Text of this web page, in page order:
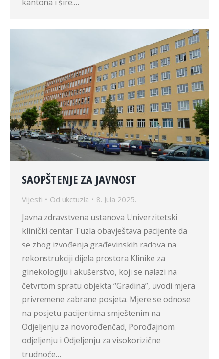
kantona i šire.…
SAOPŠTENJE ZA JAVNOST
Vijesti Od ukctuzla 8. Jula 2025.
Javna zdravstvena ustanova Univerzitetski
klinički centar Tuzla obavještava pacijente da
se zbog izvođenja građevinskih radova na
rekonstrukciji dijela prostora Klinike za
ginekologiju i akušerstvo, koji se nalazi na
četvrtom spratu objekta “Gradina”, uvodi mjera
privremene zabrane posjeta. Mjere se odnose
na posjetu pacijentima smještenim na
Odjeljenju za novorođenčad, Porođajnom
odjeljenju i Odjeljenju za visokorizične
trudnoće…